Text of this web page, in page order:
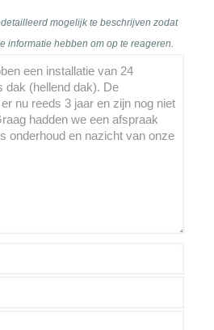
mogelijk te beschrijven zodat
informatie hebben om op te reageren.